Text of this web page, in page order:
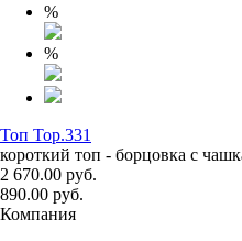
%
%
Топ Top.331
короткий топ - борцовка с
2 670.00 руб.
890.00 руб.
Компания